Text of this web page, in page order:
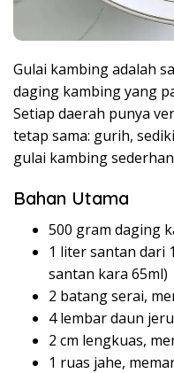
Gulai kambing adalah
daging kambing yang
Setiap daerah punya
tetap sama: gurih,
gulai kambing
Bahan Utama
500 gram daging
1 liter santan dari
santan kara 65ml)
2 batang serai,
4 lembar daun
2 cm lengkuas,
1 ruas jahe,